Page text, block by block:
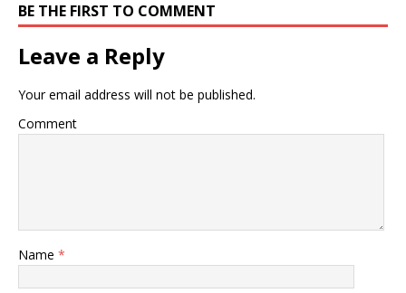
BE THE FIRST TO COMMENT
Leave a Reply
Your email address will not be published.
Comment
Name *